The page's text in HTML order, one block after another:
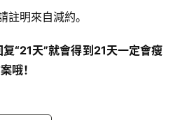
明來自減約。
“21天”就會得到21天一定會瘦
哦！